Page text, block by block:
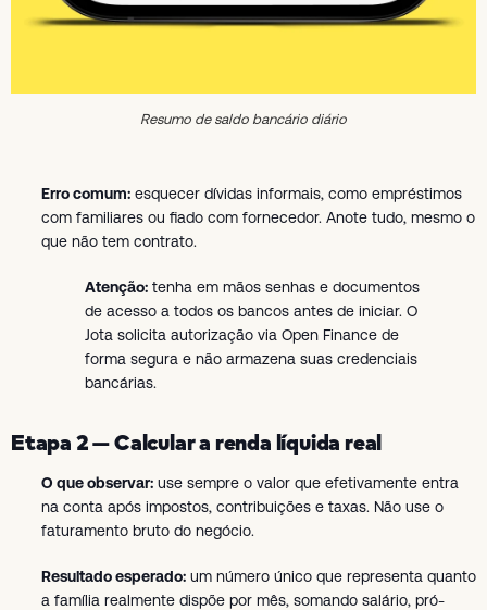
Resumo de saldo bancário diário
Erro comum: esquecer dívidas informais, como empréstimos
com familiares ou fiado com fornecedor. Anote tudo, mesmo o
que não tem contrato.
Atenção: tenha em mãos senhas e documentos
de acesso a todos os bancos antes de iniciar. O
Jota solicita autorização via Open Finance de
forma segura e não armazena suas credenciais
bancárias.
Etapa 2 — Calcular a renda líquida real
O que observar: use sempre o valor que efetivamente entra
na conta após impostos, contribuições e taxas. Não use o
faturamento bruto do negócio.
Resultado esperado: um número único que representa quanto
a família realmente dispõe por mês, somando salário, pró-